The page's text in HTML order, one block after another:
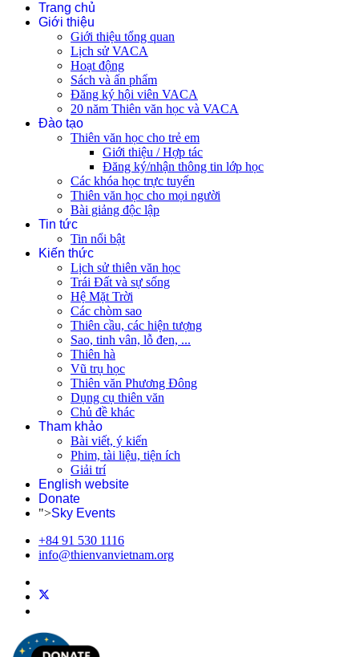
Trang chủ
Giới thiệu
Giới thiệu tổng quan
Lịch sử VACA
Hoạt động
Sách và ấn phẩm
Đăng ký hội viên VACA
20 năm Thiên văn học và VACA
Đào tạo
Thiên văn học cho trẻ em
Giới thiệu / Hợp tác
Đăng ký/nhận thông tin lớp học
Các khóa học trực tuyến
Thiên văn học cho mọi người
Bài giảng độc lập
Tin tức
Tin nổi bật
Kiến thức
Lịch sử thiên văn học
Trái Đất và sự sống
Hệ Mặt Trời
Các chòm sao
Thiên cầu, các hiện tượng
Sao, tinh vân, lỗ đen, ...
Thiên hà
Vũ trụ học
Thiên văn Phương Đông
Dụng cụ thiên văn
Chủ đề khác
Tham khảo
Bài viết, ý kiến
Phim, tài liệu, tiện ích
Giải trí
English website
Donate
">Sky Events
+84 91 530 1116
info@thienvanvietnam.org